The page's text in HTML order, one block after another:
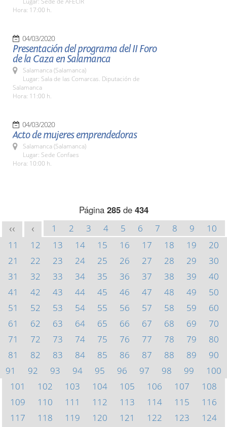
Hora: 17:00 h.
04/03/2020
Presentación del programa del II Foro
de la Caza en Salamanca
Salamanca (Salamanca)
Lugar: Sala de las Comarcas. Diputación de
Salamanca
Hora: 11:00 h.
04/03/2020
Acto de mujeres emprendedoras
Salamanca (Salamanca)
Lugar: Sede Confaes
Hora: 10:00 h.
Página 285de 434
<< < 1 2 3 4 5 6 7 8 9
10
11
12 13 14 15 16 17 18 19
20
21
22 23 24 25 26 27 28 29
30
31
32 33 34 35 36 37 38 39
40
41
42 43 44 45 46 47 48 49
50
51
52 53 54 55 56 57 58 59
60
61
62 63 64 65 66 67 68 69
70
71
72 73 74 75 76 77 78 79
80
81
82 83 84 85 86 87 88 89
90
91
92 93 94 95 96 97 98 99
100
101
102 103 104 105 106 107
108
109
110 111 112 113 114 115
116
117
118 119 120 121 122 123
124